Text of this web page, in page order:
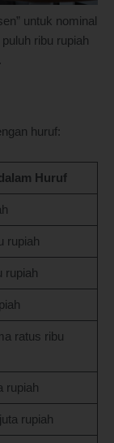
untuk nominal
ribu rupiah
huruf:
Huruf
rupiah
rupiah
ratus ribu
rupiah
rupiah